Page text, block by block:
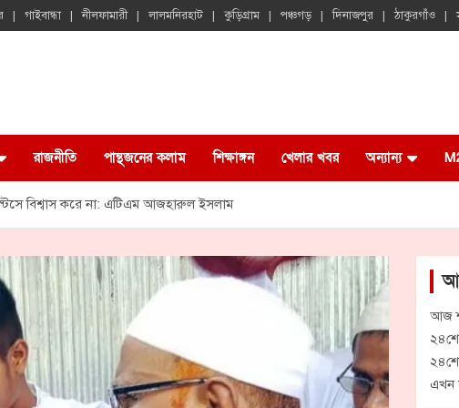
গাইবান্ধা নীলফামারী লালমনিরহাট কুড়িগ্রাম পঞ্চগড় দিনাজপুর ঠাকুরগাঁও
রাজনীতি পান্থজনের কলাম শিক্ষাঙ্গন খেলার খবর অন্যান্য
বিশ্বাস করে না: এটিএম আজহারুল ইসলাম
আজ
২৪শে
এখন